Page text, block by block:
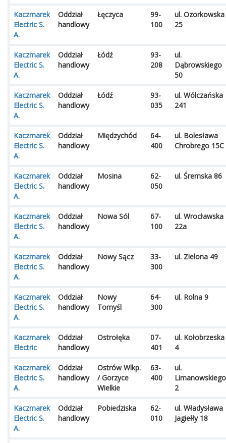
Kaczmarek
Electric S.
A.
Oddział
handlowy
Łęczyca
99-
100
ul. Ozorkowska
25
Kaczmarek
Electric S.
A.
Oddział
handlowy
Łódź
93-
208
ul.
Dąbrowskiego
50
Kaczmarek
Electric S.
A.
Oddział
handlowy
Łódź
93-
035
ul. Wólczańska
241
Kaczmarek
Electric S.
A.
Oddział
handlowy
Międzychód
64-
400
ul. Bolesława
Chrobrego 15C
Kaczmarek
Electric S.
A.
Oddział
handlowy
Mosina
62-
050
ul. Śremska 86
Kaczmarek
Electric S.
A.
Oddział
handlowy
Nowa Sól
67-
100
ul. Wrocławska
22a
Kaczmarek
Electric S.
A.
Oddział
handlowy
Nowy Sącz
33-
300
ul. Zielona 49
Kaczmarek
Electric S.
A.
Oddział
handlowy
Nowy
Tomyśl
64-
300
ul. Rolna 9
Kaczmarek
Electric
Oddział
handlowy
Ostrołęka
07-
401
ul. Kołobrzeska
4
Kaczmarek
Electric S.
A.
Oddział
handlowy
Ostrów Wlkp.
/ Gorzyce
Wielkie
63-
400
ul.
Limanowskiego
2
Kaczmarek
Electric S.
A.
Oddział
handlowy
Pobiedziska
62-
010
ul. Władysława
Jagiełły 18